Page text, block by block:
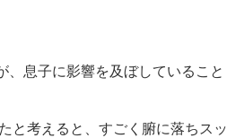
、息子に影響を及ぼしていること
と考えると、すごく腑に落ちスッ